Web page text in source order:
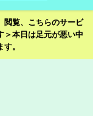
閲覧、こちらのサービ
＞本日は足元が悪い中
。